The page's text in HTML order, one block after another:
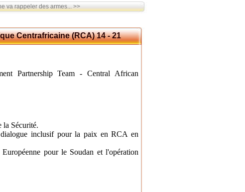
va rappeler des armes... >>
Centrafricaine (RCA) 14 - 21
Partnership Team - Central African
la Sécurité.
inclusif pour la paix en RCA en
pour le Soudan et l'opération